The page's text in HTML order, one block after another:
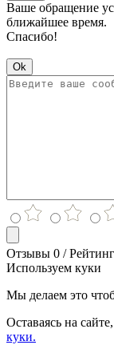
Ваше обращение
ближайшее время.
Спасибо!
Ok
Отзывы 0 /
Используем куки
Мы делаем это
Оставаясь на
куки.